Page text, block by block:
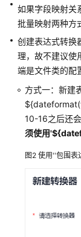
作
业）
数
据
集
成
概
述
束
限
如果字段映射关
批量映射两种方
创建表达式转换
理，故不建议使
端是文件类的配
方式一：新建
10-16之后还
须使用
图2 使用''包围表